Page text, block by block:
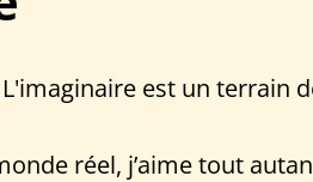
est un terrain
réel, j’aime tout